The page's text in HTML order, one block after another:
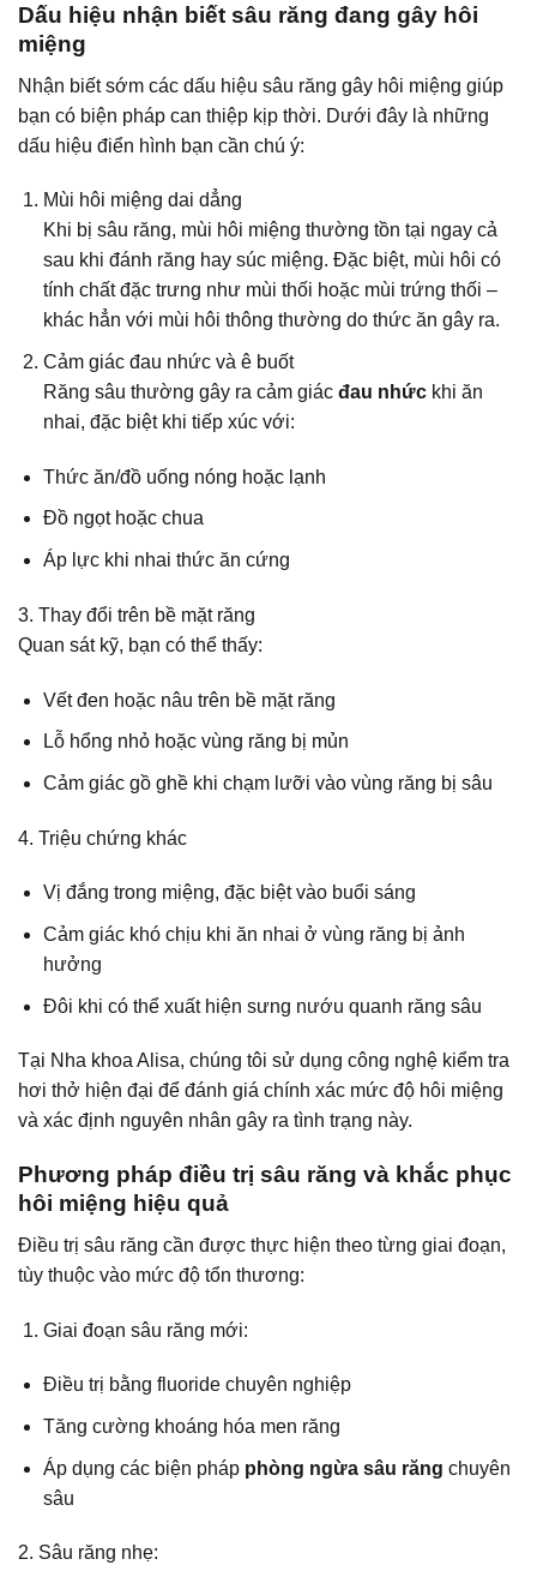
Dấu hiệu nhận biết sâu răng đang gây hôi
miệng
Nhận biết sớm các dấu hiệu sâu răng gây hôi miệng giúp
bạn có biện pháp can thiệp kịp thời. Dưới đây là những
dấu hiệu điển hình bạn cần chú ý:
Mùi hôi miệng dai dẳng
Khi bị sâu răng, mùi hôi miệng thường tồn tại ngay cả
sau khi đánh răng hay súc miệng. Đặc biệt, mùi hôi có
tính chất đặc trưng như mùi thối hoặc mùi trứng thối –
khác hẳn với mùi hôi thông thường do thức ăn gây ra.
Cảm giác đau nhức và ê buốt
Răng sâu thường gây ra cảm giác đau nhứckhi ăn
nhai, đặc biệt khi tiếp xúc với:
Thức ăn/đồ uống nóng hoặc lạnh
Đồ ngọt hoặc chua
Áp lực khi nhai thức ăn cứng
3. Thay đổi trên bề mặt răng
Quan sát kỹ, bạn có thể thấy:
Vết đen hoặc nâu trên bề mặt răng
Lỗ hổng nhỏ hoặc vùng răng bị mủn
Cảm giác gồ ghề khi chạm lưỡi vào vùng răng bị sâu
4. Triệu chứng khác
Vị đắng trong miệng, đặc biệt vào buổi sáng
Cảm giác khó chịu khi ăn nhai ở vùng răng bị ảnh
hưởng
Đôi khi có thể xuất hiện sưng nướu quanh răng sâu
Tại Nha khoa Alisa, chúng tôi sử dụng công nghệ kiểm tra
hơi thở hiện đại để đánh giá chính xác mức độ hôi miệng
và xác định nguyên nhân gây ra tình trạng này.
Phương pháp điều trị sâu răng và khắc phục
hôi miệng hiệu quả
Điều trị sâu răng cần được thực hiện theo từng giai đoạn,
tùy thuộc vào mức độ tổn thương:
Giai đoạn sâu răng mới:
Điều trị bằng fluoride chuyên nghiệp
Tăng cường khoáng hóa men răng
Áp dụng các biện pháp phòng ngừa sâu răng chuyên
sâu
2. Sâu răng nhẹ: